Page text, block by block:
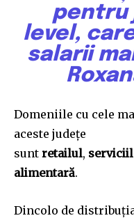
pentru
level,
salarii
Domeniile cu cele
aceste județe
sunt retailul,
alimentară.
Dincolo de